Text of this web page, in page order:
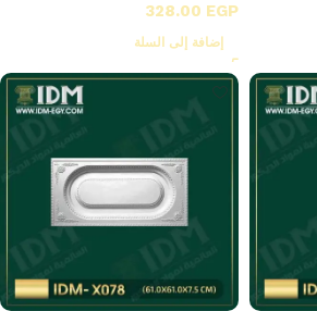
328.00 EGP
إضافة إلى السلة